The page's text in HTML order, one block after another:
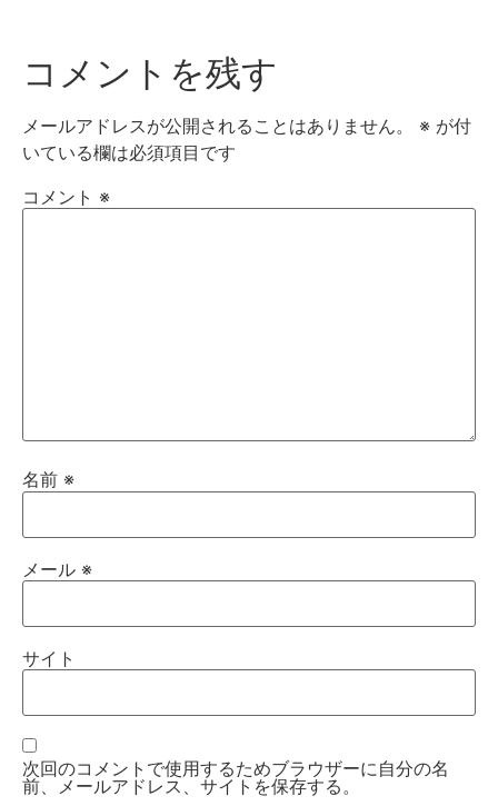
コメントを残す
メールアドレスが公開されることはありません。 ※ が付
いている欄は必須項目です
コメント ※
名前 ※
メール ※
サイト
次回のコメントで使用するためブラウザーに自分の名
前、メールアドレス、サイトを保存する。